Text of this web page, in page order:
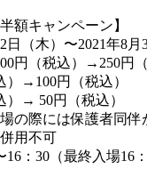
額キャンペーン】
日（木）〜2021年8月
円（税込）→250円（
）→100円（税込）
）→ 50円（税込）
の際には保護者同伴
用不可
：30（最終入場16：